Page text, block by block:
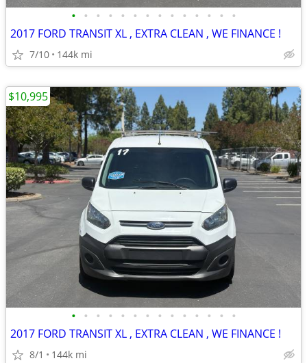
• • • • • • • • • • • • • •
2017 FORD TRANSIT XL , EXTRA CLEAN , WE FINANCE !
7/10 144k mi
• • • • • • • • • • • • • •
2017 FORD TRANSIT XL , EXTRA CLEAN , WE FINANCE !
8/1 144k mi
$10,995